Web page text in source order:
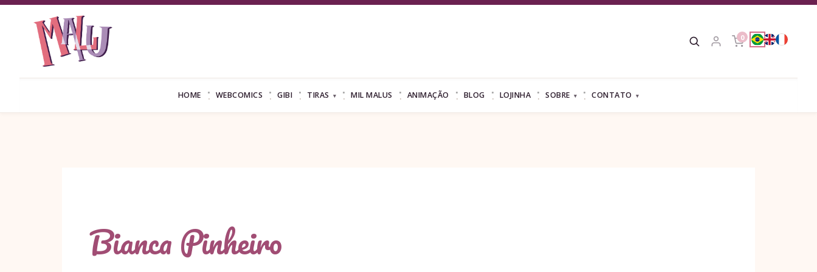
HOME WEBCOMICS GIBI TIRAS MIL MALUS ANIMAÇÃO BLOG LOJINHA SOBRE CONTATO
0
Bianca Pinheiro